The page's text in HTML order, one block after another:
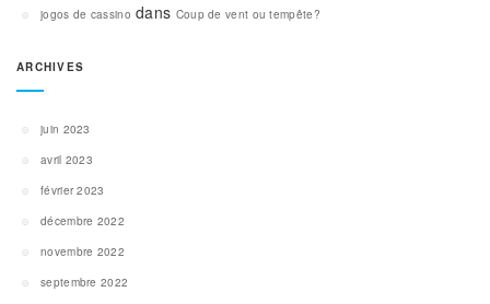
jogos de cassino dans Coup de vent ou tempête?
ARCHIVES
juin 2023
avril 2023
février 2023
décembre 2022
novembre 2022
septembre 2022